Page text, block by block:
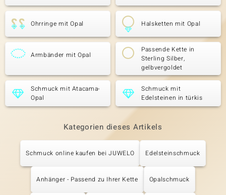
Ohrringe mit Opal Halsketten mit Opal
Armbänder mit Opal
Passende Kette in
Sterling Silber,
gelbvergoldet
Schmuck mit Atacama-
Opal
Schmuck mit
Edelsteinen in türkis
Kategorien dieses Artikels
Schmuck online kaufen bei JUWELO Edelsteinschmuck
Anhänger - Passend zu Ihrer Kette Opalschmuck